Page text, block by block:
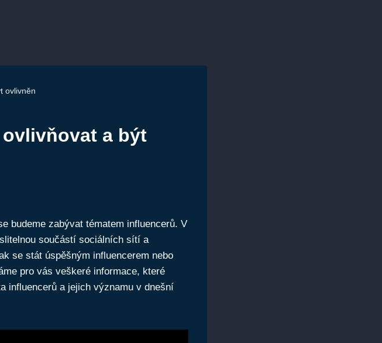
ovlivněn
a být
budeme zabývat tématem influencerů. V
součástí sociálních sítí a
se stát úspěšným influencerem nebo
pro vás veškeré informace, které
influencerů a jejich významu v dnešní